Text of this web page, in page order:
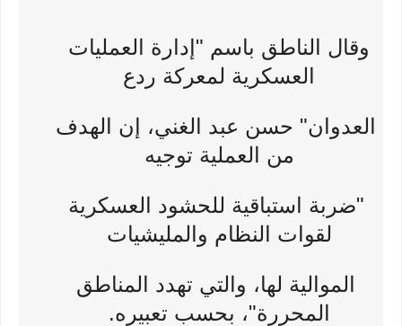
وقال الناطق باسم "إدارة العمليات
العسكرية لمعركة ردع
العدوان" حسن عبد الغني، إن الهدف
من العملية توجيه
"ضربة استباقية للحشود العسكرية
لقوات النظام والمليشيات
الموالية لها، والتي تهدد المناطق
المحررة"، بحسب تعبيره.